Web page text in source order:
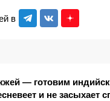
в
— готовим
и не засыхает